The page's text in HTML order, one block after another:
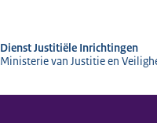
Dienst Justitiële Inrichtingen
Ministerie van Justitie en